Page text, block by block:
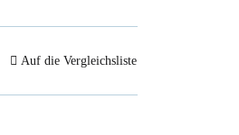
Auf die Vergleichsliste